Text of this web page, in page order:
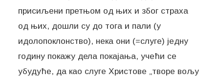
присиљени претњом од њих и због страха
од њих, дошли су до тога и пали (у
идолопоклонство), нека они (=слуге) једну
годину покажу дела покајања, учећи се
убудуће, да као слуге Христове „творе вољу